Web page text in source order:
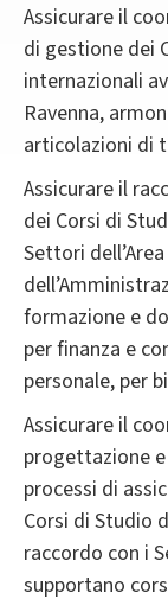
Assicurare il
di gestione dei
internazionali
Ravenna,
articolazioni di
Assicurare il
dei Corsi di
Settori
formazione e
per finanza e
personale, per
Assicurare il
progettazione
processi di
Corsi di Studio
raccordo con i
supportano